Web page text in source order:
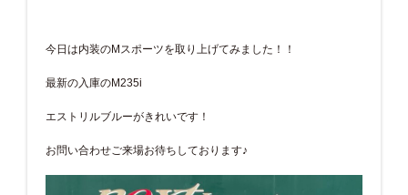
今日は内装のMスポーツを取り上げてみました！！
最新の入庫のM235i
エストリルブルーがきれいです！
お問い合わせご来場お待ちしております♪